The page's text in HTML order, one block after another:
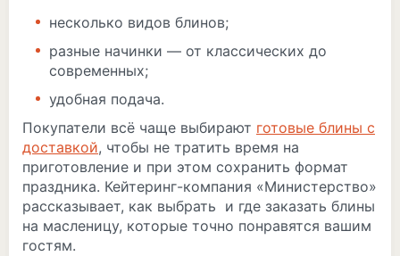
несколько видов блинов;
разные начинки — от классических до
современных;
удобная подача.
Покупатели всё чаще выбирают готовые блины с
доставкой, чтобы не тратить время на
приготовление и при этом сохранить формат
праздника. Кейтеринг-компания «Министерство»
рассказывает, как выбрать и где заказать блины
на масленицу, которые точно понравятся вашим
гостям.